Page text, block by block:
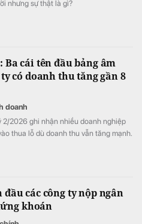
nhưng sự thật là gì?
cái tên đầu bảng âm
có doanh thu tăng gần 8
doanh
2/2026 ghi nhận nhiều doanh nghiệp
thua lỗ dù doanh thu vẫn tăng mạnh.
đầu các công ty nộp ngân
khoán